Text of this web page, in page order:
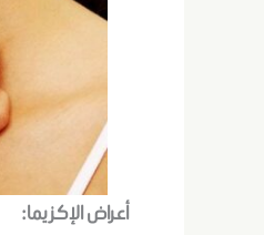
أعراض الإكزيما: